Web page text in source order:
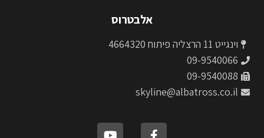
אלבטרוס
וינגייט 11 הרצליה פיתוח 4664320
09-9540066
09-9540088
skyline@albatross.co.il